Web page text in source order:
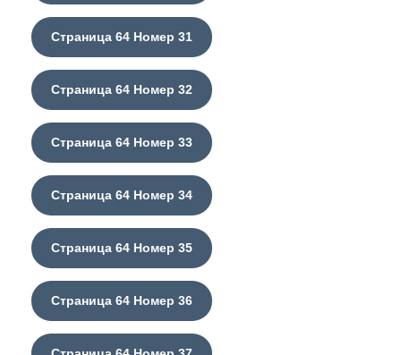
Страница 64 Номер 31
Страница 64 Номер 32
Страница 64 Номер 33
Страница 64 Номер 34
Страница 64 Номер 35
Страница 64 Номер 36